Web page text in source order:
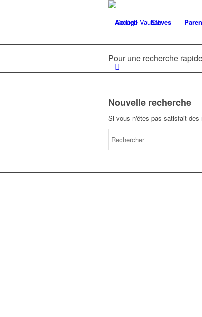
Accueil Elèves
Pour une recherche
Nouvelle recherche
Si vous n'êtes pas satisfait